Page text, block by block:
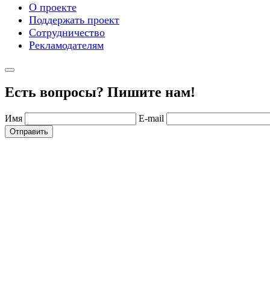
О проекте
Поддержать проект
Сотрудничество
Рекламодателям
Есть вопросы? Пишите нам!
Имя E-mail